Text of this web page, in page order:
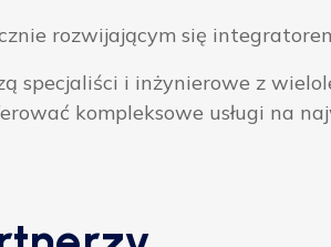
rozwijającym się
specjaliści i inżynierowe z
kompleksowe usługi na